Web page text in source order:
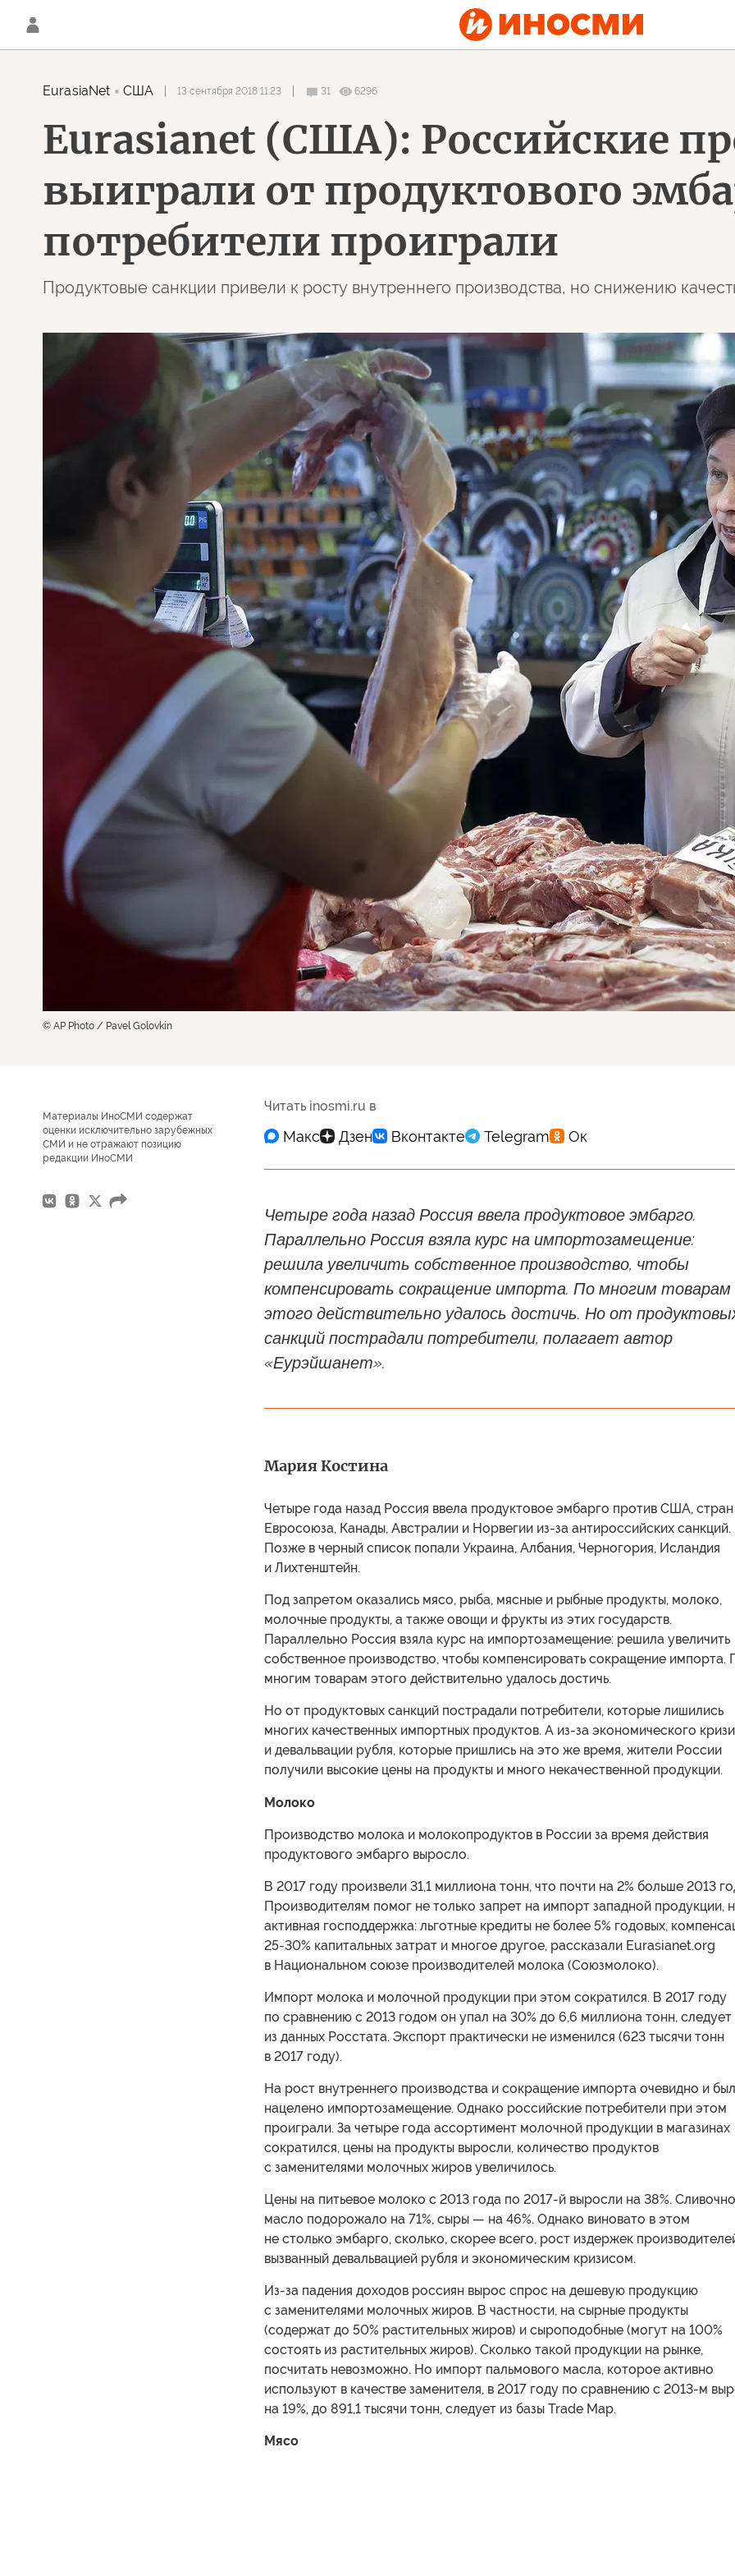
EurasiaNet США 13 сентября 2018 11:23 31 6296
Eurasianet (США): Российские
выиграли от продуктового
потребители проиграли
Продуктовые санкции привели к росту внутреннего производства, но снижению
© AP Photo / Pavel Golovkin
Материалы ИноСМИ содержат
оценки исключительно зарубежных
СМИ и не отражают позицию
редакции ИноСМИ
Читать inosmi.ru в
Четыре года назад Россия ввела продуктовое эмбарго.
Параллельно Россия взяла курс на импортозамещение:
решила увеличить собственное производство, чтобы
компенсировать сокращение импорта. По многим товарам
этого действительно удалось достичь. Но от
санкций пострадали потребители, полагает автор
«Еурэйшанет».
Мария Костина
Четыре года назад Россия ввела продуктовое эмбарго против США, стран
Евросоюза, Канады, Австралии и Норвегии из-за антироссийских санкций.
Позже в черный список попали Украина, Албания, Черногория, Исландия
и Лихтенштейн.
Под запретом оказались мясо, рыба, мясные и рыбные продукты, молоко,
молочные продукты, а также овощи и фрукты из этих государств.
Параллельно Россия взяла курс на импортозамещение: решила увеличить
собственное производство, чтобы компенсировать сокращение импорта.
многим товарам этого действительно удалось достичь.
Но от продуктовых санкций пострадали потребители, которые лишились
многих качественных импортных продуктов. А из-за экономического
и девальвации рубля, которые пришлись на это же время, жители России
получили высокие цены на продукты и много некачественной продукции.
Молоко
Производство молока и молокопродуктов в России за время действия
продуктового эмбарго выросло.
В 2017 году произвели 31,1 миллиона тонн, что почти на 2% больше 2013
Производителям помог не только запрет на импорт западной продукции,
активная господдержка: льготные кредиты не более 5% годовых,
25-30% капитальных затрат и многое другое, рассказали Eurasianet.org
в Национальном союзе производителей молока (Союзмолоко).
Импорт молока и молочной продукции при этом сократился. В 2017 году
по сравнению с 2013 годом он упал на 30% до 6,6 миллиона тонн, следует
из данных Росстата. Экспорт практически не изменился (623 тысячи тонн
в 2017 году).
На рост внутреннего производства и сокращение импорта очевидно и
нацелено импортозамещение. Однако российские потребители при этом
проиграли. За четыре года ассортимент молочной продукции в магазинах
сократился, цены на продукты выросли, количество продуктов
с заменителями молочных жиров увеличилось.
Цены на питьевое молоко с 2013 года по 2017-й выросли на 38%.
масло подорожало на 71%, сыры — на 46%. Однако виновато в этом
не столько эмбарго, сколько, скорее всего, рост издержек
вызванный девальвацией рубля и экономическим кризисом.
Из-за падения доходов россиян вырос спрос на дешевую продукцию
с заменителями молочных жиров. В частности, на сырные продукты
(содержат до 50% растительных жиров) и сыроподобные (могут на 100%
состоять из растительных жиров). Сколько такой продукции на рынке,
посчитать невозможно. Но импорт пальмового масла, которое активно
используют в качестве заменителя, в 2017 году по сравнению с 2013-м
на 19%, до 891,1 тысячи тонн, следует из базы Trade Map.
Мясо